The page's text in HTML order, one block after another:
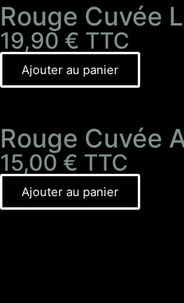
Rouge Cuvée
19,90 € TTC
Ajouter au panier
Rouge Cuvée
15,00 € TTC
Ajouter au panier